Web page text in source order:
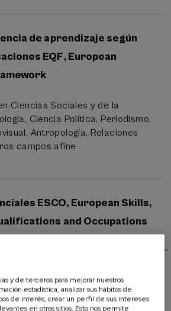
de aprendizaje según
EQF, European
Ciencias Sociales y de la
Ciencia Política, Periodismo,
Antropología, Relaciones
campos afine
ESCO, European Skills,
and Occupations
es/classification/skill/a571ae14-
información útil y respaldar la
y de terceros para mejorar nuestros
estadística, analizar sus hábitos de
de interés, crear un perfil de sus intereses
en otros sitios. Esto nos permite